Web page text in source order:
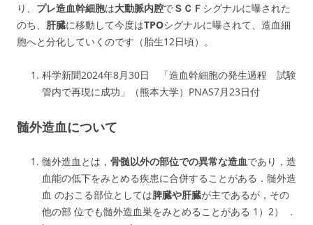
り、 プレ造血幹細胞は大動脈内腔でＳＣＦ シグナルに曝された
のち、 肝臓に移動して今度はTPOシグナルに曝されて、造血細
胞へと分化していくのです（胎生12日頃）。
科学新聞2024年8月30日 「造血幹細胞の発生過程 試験
管内で再現に成功」（熊本大学）PNAS7月23日付
髄外造血について
髄外造血とは， 骨髄以外の部位での異常な造血であり，造
血能の低下をみとめる疾患に合併することがある．髄外造
血 のおこる部位としては脾臓や肝臓が主であるが，その
他の部 位でも髄外造血巣をみとめることがある 1）2） ．